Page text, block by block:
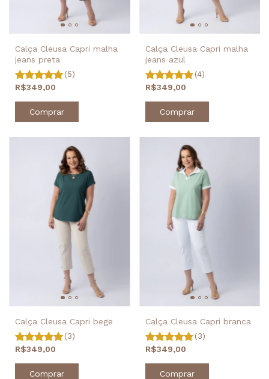
Calça Cleusa Capri malha
jeans preta
(5)
R$349,00
Comprar
Calça Cleusa Capri malha
jeans azul
(4)
R$349,00
Comprar
Calça Cleusa Capri bege
(3)
R$349,00
Comprar
Calça Cleusa Capri branca
(3)
R$349,00
Comprar